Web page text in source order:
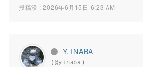
投稿済 : 2026年6月15日 6:23 AM
Y. INABA
(@yinaba)